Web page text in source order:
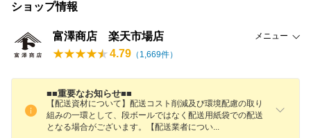
ショップ情報
富澤商店 楽天市場店 メニュー
4.79 （ 1,669件）
■■重要なお知らせ■■
【配送資材について】配送コスト削減及び環境配慮の取り
組みの一環として、段ボールではなく配送用紙袋での配送
となる場合がございます。【配送業者につい